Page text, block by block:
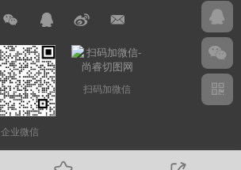
企业微信
扫码加微信